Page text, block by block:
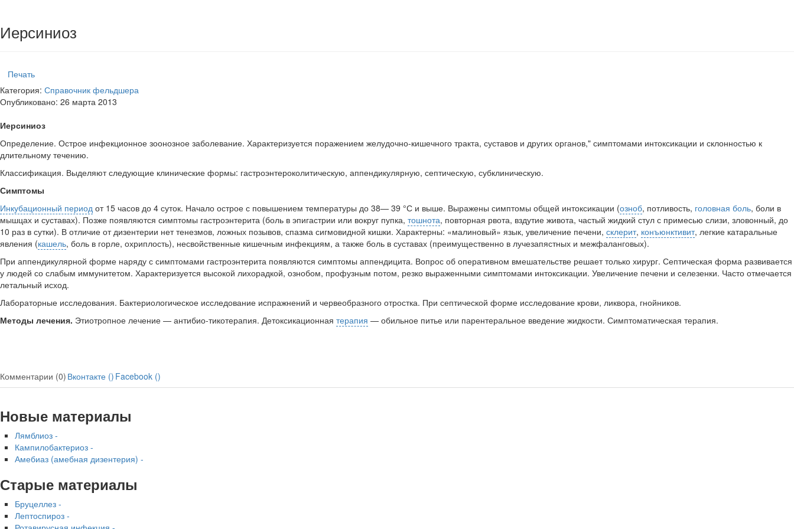
Иерсиниоз
Печать
Категория: Справочник фельдшера
Опубликовано: 26 марта 2013
Иерсиниоз
Определение. Острое инфекционное зоонозное забо­левание. Характеризуется поражением желудочно-кишеч­ного тракта, суставов и других органов," симптомами ин­токсикации и склонностью к
длительному течению.
Классификация. Выделяют следующие клинические формы: гастроэнтероколитическую, аппендикулярную, септическую, субклиническую.
Симптомы
Инкубационный период от 15 часов до 4 суток. Начало острое с повышением температуры до 38— 39 °С и выше. Выражены симптомы общей интоксикации (озноб, потливость, головная боль, боли в
мышцах и сус­тавах). Позже появляются симптомы гастроэнтерита (боль в эпигастрии или вокруг пупка, тошнота, повторная рво­та, вздутие живота, частый жидкий стул с примесью сли­зи, зловонный, до
10 раз в сутки). В отличие от дизенте­рии нет тенезмов, ложных позывов, спазма сигмовидной кишки. Характерны: «малиновый» язык, увеличение пе­чени, склерит, конъюнктивит, легкие катаральные
явле­ния (кашель, боль в горле, охриплость), несвойственные кишечным инфекциям, а также боль в суставах (преиму­щественно в лучезапястных и межфаланговых).
При аппендикулярной форме наряду с симптомами гастроэнтерита появляются симптомы аппендицита. Воп­рос об оперативном вмешательстве решает только хирург. Септическая форма развивается
у людей со слабым им­мунитетом. Характеризуется высокой лихорадкой, озно­бом, профузным потом, резко выраженными симптома­ми интоксикации. Увеличение печени и селезенки. Час­то отмечается
летальный исход.
Лабораторные исследования. Бактериологическое исследование испражнений и червеобразного отростка. При септической форме исследование крови, ликвора, гнойников.
Методы лечения. Этиотропное лечение — антибио-тикотерапия. Детоксикационная терапия — обильное питье или парентеральное введение жидкости. Симптома­тическая терапия.
Комментарии (0) Вконтакте () Facebook ()
Новые материалы
Лямблиоз -
Кампилобактериоз -
Амебиаз (амебная дизентерия) -
Старые материалы
Бруцеллез -
Лептоспироз -